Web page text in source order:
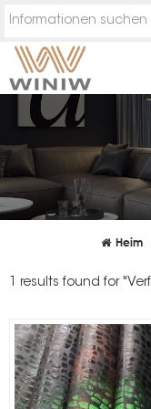
Heim
1 results found for